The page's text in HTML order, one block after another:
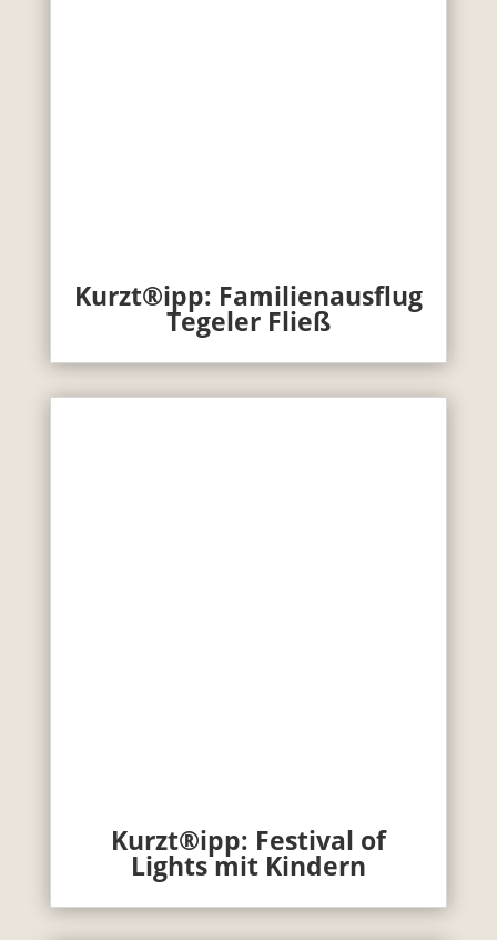
Kurzt®ipp: Familienausflug
Tegeler Fließ
Kurzt®ipp: Festival of
Lights mit Kindern